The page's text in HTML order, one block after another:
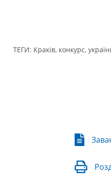
ТЕГИ: Краків, конкурс,